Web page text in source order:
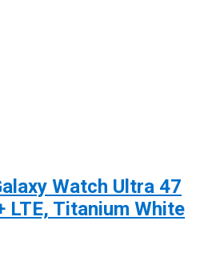
Watch Ultra 47
LTE, Titanium White